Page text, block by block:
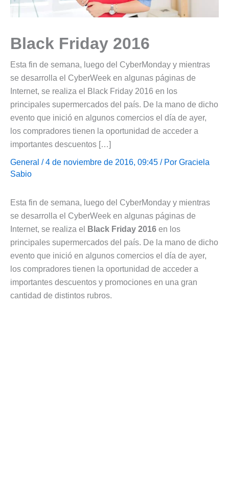
Black Friday 2016
Esta fin de semana, luego del CyberMonday y mientras
se desarrolla el CyberWeek en algunas páginas de
Internet, se realiza el Black Friday 2016 en los
principales supermercados del país. De la mano de dicho
evento que inició en algunos comercios el día de ayer,
los compradores tienen la oportunidad de acceder a
importantes descuentos […]
General / 4 de noviembre de 2016, 09:45 / Por Graciela
Sabio
Esta fin de semana, luego del CyberMonday y mientras
se desarrolla el CyberWeek en algunas páginas de
Internet, se realiza el
Black Friday 2016 en los
principales supermercados del país. De la mano de dicho
evento que inició en algunos comercios el día de ayer,
los compradores tienen la oportunidad de acceder a
importantes descuentos y promociones en una gran
cantidad de distintos rubros.